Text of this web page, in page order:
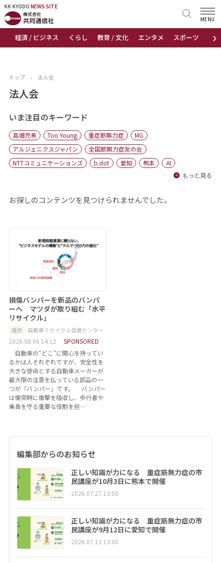
KK KYODO NEWS SITE
›
経済 / ビジネス くらし 教育 / 文化 エンタメ スポーツ 地域
MENU
KK KYODONEWS SITE
トップページ
ニュース
おすすめコンテンツ
出版物
会社概要
トップ › 法人会
法人会
いま注目のキーワード
高畑充希 Too Young 重症筋無力症
MG
アルジェニクスジャパン
全国筋無力症友の会
NTTコミュニケーションズ
b.dot 愛知 熊本
AI
もっと見る
お探しのコンテンツを見つけられませんでした。
損傷バンパーを新品のバンパ
ーへ マツダが取り組む「水平
リサイクル」
提供 自動車リサイクル促進センター
2026.08.06 14:12
SPONSORED
自動車の“どこ”に関心を持ってい
るかは人それぞれですが、安全性を
大きな使命とする自動車メーカーが
最大限の注意を払っている部品の一
つが「バンパー」です。 バンパー
は衝突時に衝撃を吸収し、歩行者や
乗員を守る重要な役割を担…
編集部からのお知らせ
正しい知識が力になる 重症筋無力症の市
民講座が10月3日に熊本で開催
2026.07.27 13:00
正しい知識が力になる 重症筋無力症の市
民講座が9月12日に愛知で開催
2026.07.13 13:00